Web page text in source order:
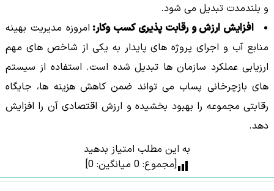
و بلندمدت تبدیل می شود.
افزایش ارزش و رقابت پذیری کسب وکار: امروزه مدیریت بهینه
منابع آب و اجرای پروژه های پایدار به یکی از شاخص های مهم
ارزیابی عملکرد سازمان ها تبدیل شده است. استفاده از سیستم
های بازچرخانی پساب می تواند ضمن کاهش هزینه ها، جایگاه
رقابتی مجموعه را بهبود بخشیده و ارزش اقتصادی آن را افزایش
دهد.
به این مطلب امتیاز بدهید
[مجموع:0 میانگین:0
]